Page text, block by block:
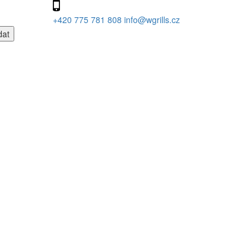
+420 775 781 808 info@wgrills.cz